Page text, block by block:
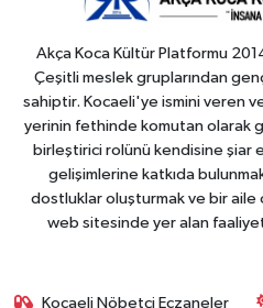
Kocagoz
Akça Koca Kültür Platformu
Çeşitli meslek gruplarından
sahiptir. Kocaeli'ye ismini veren
yerinin fethinde komutan olarak
birleştirici rolünü kendisine şiar
gelişimlerine katkıda
dostluklar oluşturmak ve bir aile
web sitesinde yer alan
Kocaeli Nöbetçi Eczaneler